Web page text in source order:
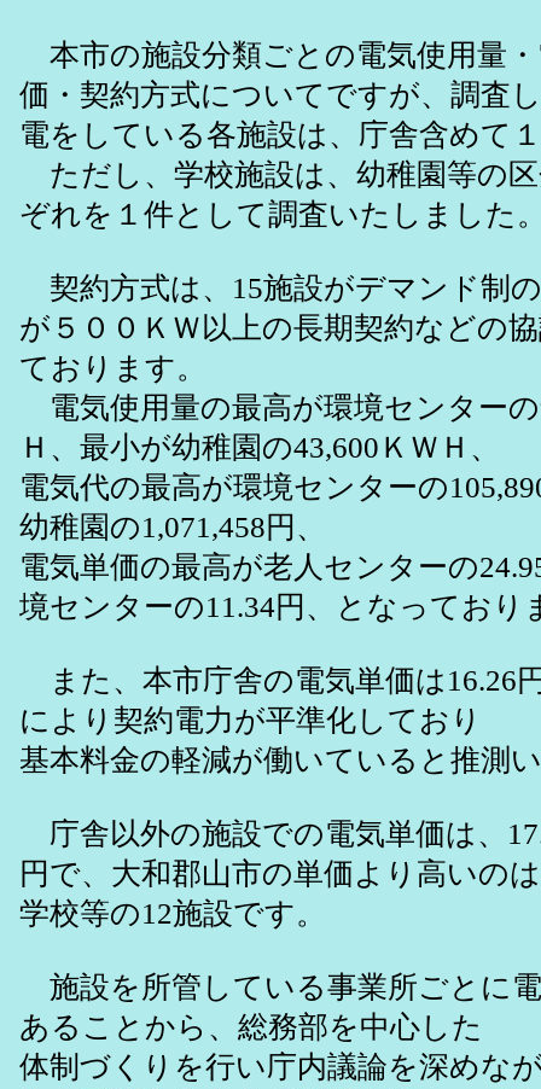
本市の施設分類ごとの電気使用量
価・契約方式についてですが、調査
電をしている各施設は、庁舎含めて
ただし、学校施設は、幼稚園等の
ぞれを１件として調査いたしました
契約方式は、15施設がデマンド制
が５００ＫＷ以上の長期契約などの
ております。
電気使用量の最高が環境センターの
Ｈ、最小が幼稚園の43,600ＫＷＨ、
電気代の最高が環境センターの
幼稚園の1,071,458円、
電気単価の最高が老人センターの
境センターの11.34円、となっており
また、本市庁舎の電気単価は16.26
により契約電力が平準化しており
基本料金の軽減が働いていると推測
庁舎以外の施設での電気単価は、
円で、大和郡山市の単価より高いの
学校等の12施設です。
施設を所管している事業所ごとに
あることから、総務部を中心した
体制づくりを行い庁内議論を深めな